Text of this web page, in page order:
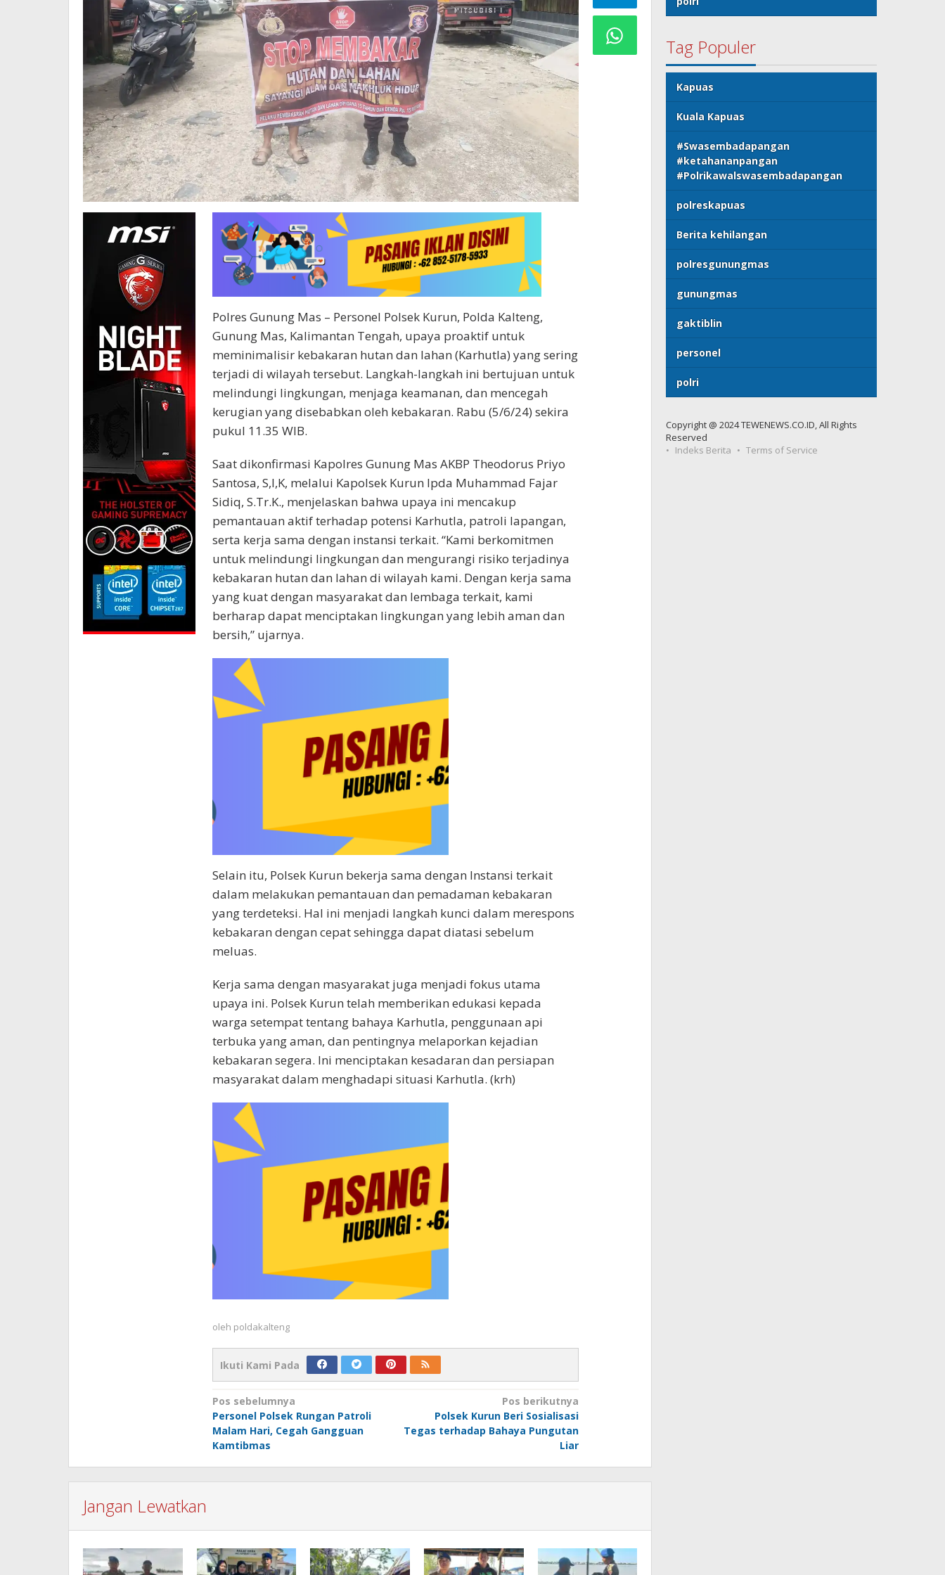
Polres Gunung Mas – Personel Polsek Kurun, Polda Kalteng,
Gunung Mas, Kalimantan Tengah, upaya proaktif untuk
meminimalisir kebakaran hutan dan lahan (Karhutla) yang sering
terjadi di wilayah tersebut. Langkah-langkah ini bertujuan untuk
melindungi lingkungan, menjaga keamanan, dan mencegah
kerugian yang disebabkan oleh kebakaran. Rabu (5/6/24) sekira
pukul 11.35 WIB.
Saat dikonfirmasi Kapolres Gunung Mas AKBP Theodorus Priyo
Santosa, S,I,K, melalui Kapolsek Kurun Ipda Muhammad Fajar
Sidiq, S.Tr.K., menjelaskan bahwa upaya ini mencakup
pemantauan aktif terhadap potensi Karhutla, patroli lapangan,
serta kerja sama dengan instansi terkait. “Kami berkomitmen
untuk melindungi lingkungan dan mengurangi risiko terjadinya
kebakaran hutan dan lahan di wilayah kami. Dengan kerja sama
yang kuat dengan masyarakat dan lembaga terkait, kami
berharap dapat menciptakan lingkungan yang lebih aman dan
bersih,” ujarnya.
Selain itu, Polsek Kurun bekerja sama dengan Instansi terkait
dalam melakukan pemantauan dan pemadaman kebakaran
yang terdeteksi. Hal ini menjadi langkah kunci dalam merespons
kebakaran dengan cepat sehingga dapat diatasi sebelum
meluas.
Kerja sama dengan masyarakat juga menjadi fokus utama
upaya ini. Polsek Kurun telah memberikan edukasi kepada
warga setempat tentang bahaya Karhutla, penggunaan api
terbuka yang aman, dan pentingnya melaporkan kejadian
kebakaran segera. Ini menciptakan kesadaran dan persiapan
masyarakat dalam menghadapi situasi Karhutla. (krh)
oleh poldakalteng
Ikuti Kami Pada
Navigasi
pos
Pos sebelumnya
Personel Polsek Rungan Patroli
Malam Hari, Cegah Gangguan
Kamtibmas
Pos berikutnya
Polsek Kurun Beri Sosialisasi
Tegas terhadap Bahaya Pungutan
Liar
Jangan Lewatkan
Tag Populer
Kapuas
Kuala Kapuas
#Swasembadapangan
#ketahananpangan
#Polrikawalswasembadapangan
polreskapuas
Berita kehilangan
polresgunungmas
gunungmas
gaktiblin
personel
polri
Copyright @ 2024 TEWENEWS.CO.ID, All Rights
Reserved
Indeks Berita
Terms of Service